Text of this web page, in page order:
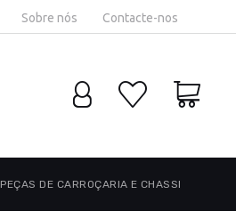
Sobre nós Contacte-nos
PEÇAS DE CARROÇARIA E CHASSI